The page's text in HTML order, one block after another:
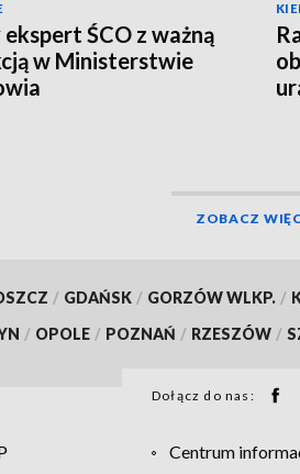
ekspert ŚCO z ważną
w Ministerstwie
ZOBACZ
/ GDAŃSK / GORZÓW WLKP. /
/ OPOLE / POZNAŃ / RZESZÓW /
Dołącz do nas:
Centrum